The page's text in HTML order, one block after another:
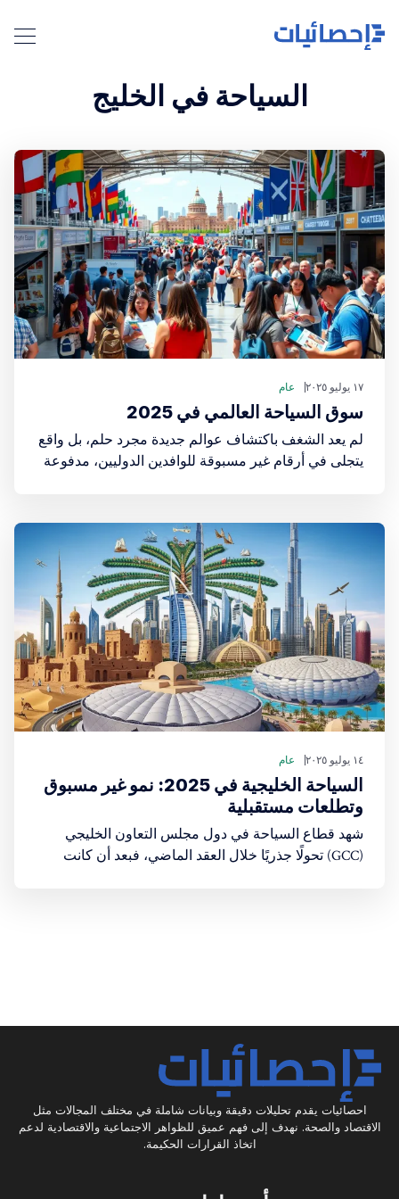
السياحة في الخليج
١٧ يوليو ٢٠٢٥ عام
سوق السياحة العالمي في 2025
لم يعد الشغف باكتشاف عوالم جديدة مجرد حلم، بل واقع
يتجلى في أرقام غير مسبوقة للوافدين الدوليين، مدفوعة
١٤ يوليو ٢٠٢٥ عام
السياحة الخليجية في 2025: نمو غير مسبوق
وتطلعات مستقبلية
شهد قطاع السياحة في دول مجلس التعاون الخليجي
(GCC) تحولًا جذريًا خلال العقد الماضي، فبعد أن كانت
احصائيات يقدم تحليلات دقيقة وبيانات شاملة في مختلف المجالات مثل
الاقتصاد والصحة. نهدف إلى فهم عميق للظواهر الاجتماعية والاقتصادية لدعم
اتخاذ القرارات الحكيمة.